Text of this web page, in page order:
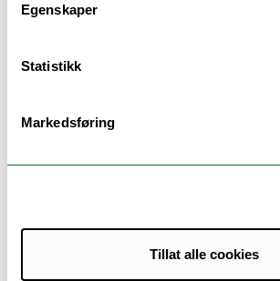
Egenskaper
Statistikk
Markedsføring
Tillat alle cookies
Emnet kan bli undervist på engelsk.
Pensum
Pensumliste for SVF-2101